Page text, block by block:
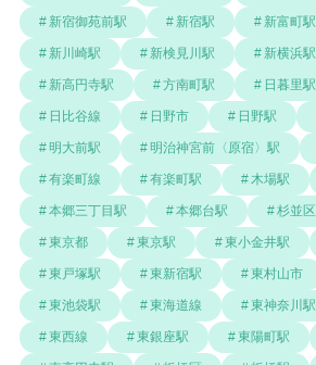
新宿御苑前駅 新宿駅 新富町駅
新川崎駅 新検見川駅 新横浜駅
新高円寺駅 方南町駅 日暮里駅
日比谷線 日野市 日野駅
明大前駅 明治神宮前〈原宿〉駅
有楽町線 有楽町駅 木場駅
本郷三丁目駅 本郷台駅 杉並区
東京都 東京駅 東小金井駅
東戸塚駅 東新宿駅 東村山市
東池袋駅 東海道線 東神奈川駅
東西線 東銀座駅 東陽町駅